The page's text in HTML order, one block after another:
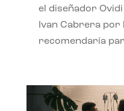
el diseñador
Ivan Cabrera por
recomendaría